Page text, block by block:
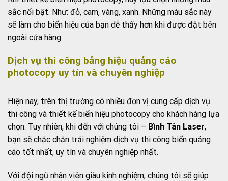
sắc nổi bật. Như: đỏ, cam, vàng, xanh. Những màu sắc này
sẽ làm cho biển hiệu của bạn dễ thấy hơn khi được đặt bên
ngoài cửa hàng.
Dịch vụ thi công bảng hiệu quảng cáo
photocopy uy tín và chuyên nghiệp
Hiện nay, trên thị trường có nhiều đơn vị cung cấp dịch vụ
thi công và thiết kế biển hiệu photocopy cho khách hàng lựa
chọn. Tuy nhiên, khi đến với chúng tôi – Bình Tân Laser,
bạn sẽ chắc chắn trải nghiệm dịch vụ thi công biển quảng
cáo tốt nhất, uy tín và chuyên nghiệp nhất.
Với đội ngũ nhân viên giàu kinh nghiệm, chúng tôi sẽ giúp